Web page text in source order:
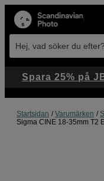
Hej, vad söker du efter?
Startsidan Varumärken
Sigma CINE 18-35mm T2
Spara 25% på